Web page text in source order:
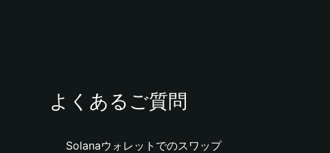
よくあるご質問
Solanaウォレットでのスワップ